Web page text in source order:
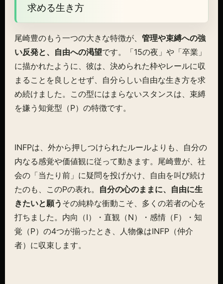
求める生き方
尾崎豊のもう一つの大きな特徴が、 管理や束縛への強
い反発と、自由への渇望です。「15の夜」や「卒業」
に描かれたように、彼は、決められた枠やレールに収
まることを良しとせず、自分らしい自由な生き方を求
め続けました。この型にはまらないスタンスは、束縛
を嫌う知覚型（P）の特徴です。
INFPは、外から押しつけられたルールよりも、自分の
内なる感覚や価値観に従って動きます。尾崎豊が、社
会の「当たり前」に疑問を投げかけ、自由を叫び続け
たのも、このPの表れ。 自分の心のままに、自由に生
きたいと願う その純粋な衝動こそ、多くの若者の心を
打ちました。内向（I）・直観（N）・感情（F）・知
覚（P）の4つが揃ったとき、人物像はINFP（仲介
者）に収束します。